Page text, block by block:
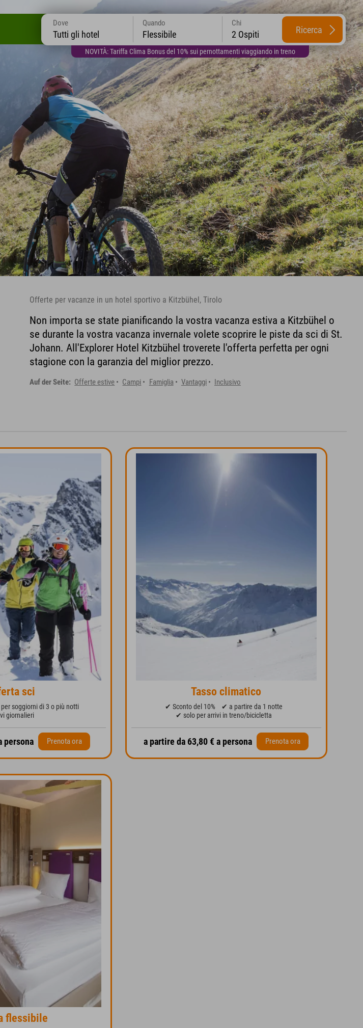
NOVITÀ: Tariffa Clima Bonus del 10% sui pernottamenti viaggiando in treno
Dove
Tutti gli hotel
Quando
Flessibile
Chi
2 Ospiti Ricerca
Offerte per vacanze in un hotel sportivo a Kitzbühel, Tirolo
Non importa se state pianificando la vostra vacanza estiva a Kitzbühel o
se durante la vostra vacanza invernale volete scoprire le piste da sci di St.
Johann. All'Explorer Hotel Kitzbühel troverete l'offerta perfetta per ogni
stagione con la garanzia del miglior prezzo.
Auf der Seite: Offerte estive Campi Famiglia Vantaggi Inclusivo
sci
soggiorni di 3 o più notti
giornalieri
persona Prenota ora
Tasso climatico
✔ Sconto del 10%
✔ a partire da 1 notte
✔ solo per arrivi in treno/bicicletta
a partire da 63,80 € a persona Prenota ora
flessibile